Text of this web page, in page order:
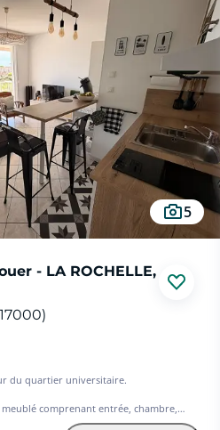
5
- LA ROCHELLE,
du quartier universitaire.
comprenant entrée, chambre,
salle d'eau avec wc, parking